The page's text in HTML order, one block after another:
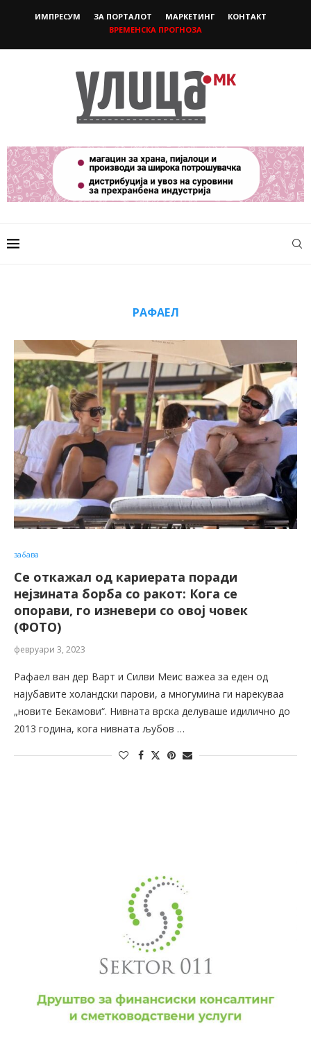
ИМПРЕСУМ ЗА ПОРТАЛОТ МАРКЕТИНГ
КОНТАКТ
ВРЕМЕНСКА ПРОГНОЗА
РАФАЕЛ
забава
Се откажал од кариерата поради
нејзината борба со ракот: Кога се
опорави, го изневери со овој човек
(ФОТО)
февруари 3, 2023
Рафаел ван дер Варт и Силви Меис важеа за еден од
најубавите холандски парови, а многумина ги нарекуваа
„новите Бекамови“. Нивната врска делуваше идилично до
2013 година, кога нивната љубов …